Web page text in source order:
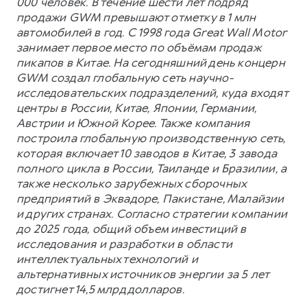
продажи GWM превышают отметку в 1 млн
автомобилей в год. С 1998 года Great Wall Motor
занимает первое место по объёмам продаж
пикапов в Китае. На сегодняшний день концерн
GWM создал глобальную сеть научно-
исследовательских подразделений, куда входят
центры в России, Китае, Японии, Германии,
Австрии и Южной Корее. Также компания
построила глобальную производственную сеть,
которая включает 10 заводов в Китае, 3 завода
полного цикла в России, Таиланде и Бразилии, а
также несколько зарубежных сборочных
предприятий в Эквадоре, Пакистане, Малайзии
и других странах. Согласно стратегии компании
до 2025 года, общий объем инвестиций в
исследования и разработки в области
интеллектуальных технологий и
альтернативных источников энергии за 5 лет
достигнет 14,5 млрд долларов.